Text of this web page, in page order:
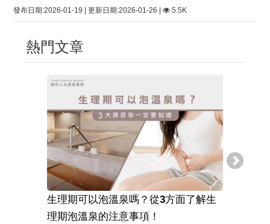
發布日期:2026-01-19 | 更新日期:2026-01-26 | 5.5K
熱門文章
生理期可以泡溫泉嗎？從3方面了解生
理期泡溫泉的注意事項！